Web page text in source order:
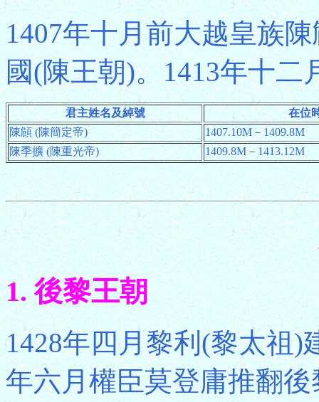
1407年十月前大越皇族
國(陳王朝)。1413年十二
君主姓名及綽號
在位
陳頠 (陳簡定帝)
1407.10M－1409.8M
陳季擴 (陳重光帝)
1409.8M－1413.12M
1. 後黎王朝
1428年四月黎利(黎太祖)
年六月權臣莫登庸推翻